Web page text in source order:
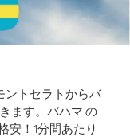
ントセラトからバ
ます。 バハマ の
安！1分間あたり